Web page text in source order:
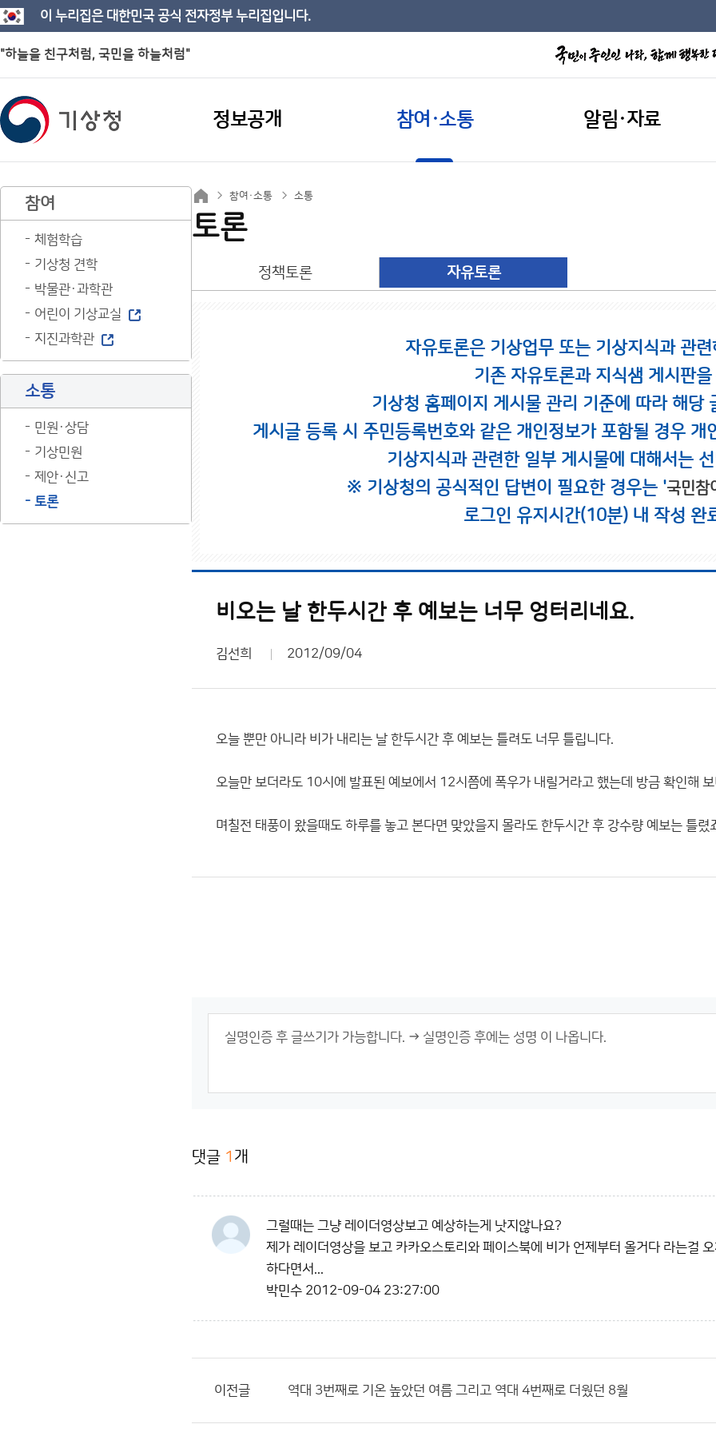
이 누리집은 대한민국 공식 전자정부 누리집입니다.
"하늘을 친구처럼, 국민을 하늘처럼"
정보공개 참여·소통 알림·자료
참여
체험학습
기상청 견학
박물관·과학관
어린이 기상교실
지진과학관
소통
민원·상담
기상민원
제안·신고
토론
참여·소통 소통
토론
정책토론 자유토론
자유토론은 기상업무 또는 기상지식과 관
기존 자유토론과 지식샘 게시판
기상청 홈페이지 게시물 관리 기준에 따라 해당
게시글 등록 시 주민등록번호와 같은 개인정보가 포함될 경우
기상지식과 관련한 일부 게시물에 대해서는
※ 기상청의 공식적인 답변이 필요한 경우는 '국민참
로그인 유지시간(10분) 내 작성 완
비오는 날 한두시간 후 예보는 너무 엉터리네요.
김선희 2012/09/04
오늘 뿐만 아니라 비가 내리는 날 한두시간 후 예보는 틀려도 너무 틀립니다.
오늘만 보더라도 10시에 발표된 예보에서 12시쯤에 폭우가 내릴거라고 했는데 방금 확인해
며칠전 태풍이 왔을때도 하루를 놓고 본다면 맞았을지 몰라도 한두시간 후 강수량 예보는 틀렸
댓글 1 개
그럴때는 그냥 레이더영상보고 예상하는게 낫지않나요?
제가 레이더영상을 보고 카카오스토리와 페이스북에 비가 언제부터 올거다 라는걸
하다면서...
박민수 2012-09-04 23:27:00
이전글 역대 3번째로 기온 높았던 여름 그리고 역대 4번째로 더웠던 8월